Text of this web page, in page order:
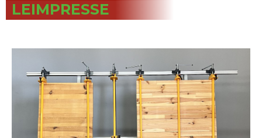
LEIMPRESSE